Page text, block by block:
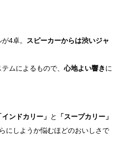
4卓。 スピーカーからは渋いジャ
ムによるもので、 心地よい響きに
インドカリー」 と
「スープカリー」
にしようか悩むほどのおいしさで